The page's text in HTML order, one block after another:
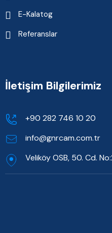
E-Kalatog
Referanslar
İletişim Bilgilerimiz
+90 282 746 10 20
info@gnrcam.com.tr
Veliköy OSB, 50. Cd.